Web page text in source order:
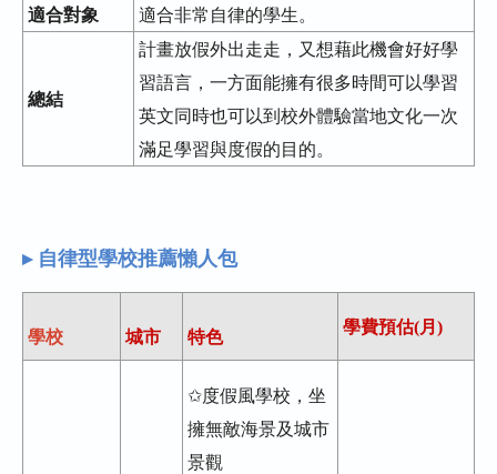
適合對象
適合非常自律的學生。
總結
計畫放假外出走走，又想藉此機會好好學
習語言，一方面能擁有很多時間可以學習
英文同時也可以到校外體驗當地文化一次
滿足學習與度假的目的。
▸ 自律型學校推薦懶人包
學校 城市 特色
學費預估(月)
✩度假風學校，坐
擁無敵海景及城市
景觀